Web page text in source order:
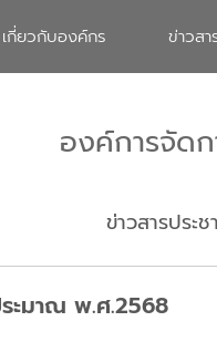
เกี่ยวกับองค์กร ข่าวส
องค์การจัดก
ข่าวสารประ
ะมาณ พ.ศ.2568